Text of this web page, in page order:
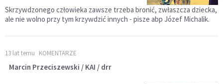
Skrzywdzonego człowieka zawsze trzeba bronić, zwłaszcza dziecka,
ale nie wolno przy tym krzywdzić innych - pisze abp Józef Michalik.
13 lat temu KOMENTARZE
Marcin Przeciszewski / KAI / drr